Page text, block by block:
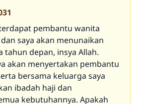
pembantu wanita
saya akan menunaikan
tahun depan, insya Allah.
akan menyertakan pembantu
bersama keluarga saya
ibadah haji dan
kebutuhannya. Apakah